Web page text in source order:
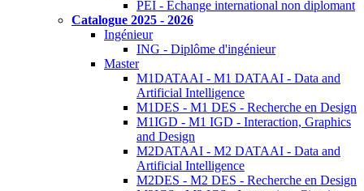
PEI - Echange international non diplomant
Catalogue 2025 - 2026
Ingénieur
ING - Diplôme d'ingénieur
Master
M1DATAAI - M1 DATAAI - Data and
Artificial Intelligence
M1DES - M1 DES - Recherche en Design
M1IGD - M1 IGD - Interaction, Graphics
and Design
M2DATAAI - M2 DATAAI - Data and
Artificial Intelligence
M2DES - M2 DES - Recherche en Design